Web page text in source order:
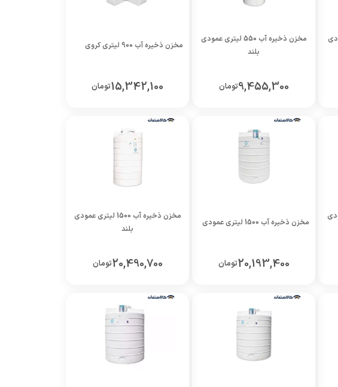
عمودی
مخزن ذخیره آب 550 لیتری عمودی
بلند
9,455,300تومان
مخزن ذخیره آب 900 لیتری کروی
15,342,100تومان
عمودی
مخزن ذخیره آب 1500 لیتری عمودی
20,193,400تومان
مخزن ذخیره آب 1500 لیتری عمودی
بلند
20,490,700تومان